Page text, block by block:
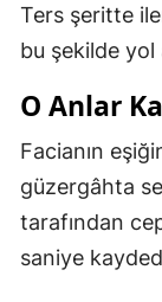
Ters şeritte
bu şekilde yol
O Anlar
Facianın
güzergâhta
tarafından
saniye